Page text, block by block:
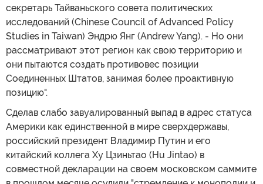
секретарь Тайваньского совета политических
исследований (Chinese Council of Advanced Policy
Studies in Taiwan) Эндрю Янг (Andrew Yang). - Но они
рассматривают этот регион как свою территорию и
они пытаются создать противовес позиции
Соединенных Штатов, занимая более проактивную
позицию".
Сделав слабо завуалированный выпад в адрес статуса
Америки как единственной в мире сверхдержавы,
российский президент Владимир Путин и его
китайский коллега Ху Цзиньтао (Hu Jintao) в
совместной декларации на своем московском саммите